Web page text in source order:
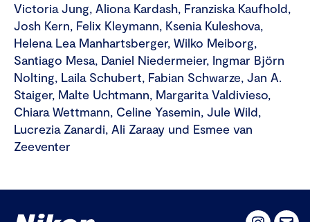
Victoria Jung, Aliona Kardash, Franziska Kaufhold,
Josh Kern, Felix Kleymann, Ksenia Kuleshova,
Helena Lea Manhartsberger, Wilko Meiborg,
Santiago Mesa, Daniel Niedermeier, Ingmar Björn
Nolting, Laila Schubert, Fabian Schwarze, Jan A.
Staiger, Malte Uchtmann, Margarita Valdivieso,
Chiara Wettmann, Celine Yasemin, Jule Wild,
Lucrezia Zanardi, Ali Zaraay und Esmee van
Zeeventer